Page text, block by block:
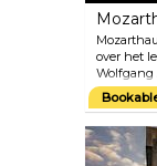
over het
Wolfgang
enige
dat
muziek
leefde en